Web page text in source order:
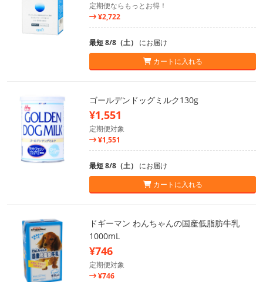
定期便ならもっとお得！
¥2,722
最短 8/8（土） にお届け
カートに入れる
ゴールデンドッグミルク130g
¥1,551
定期便対象
¥1,551
最短 8/8（土） にお届け
カートに入れる
ドギーマン わんちゃんの国産低脂肪牛乳
1000mL
¥746
定期便対象
¥746